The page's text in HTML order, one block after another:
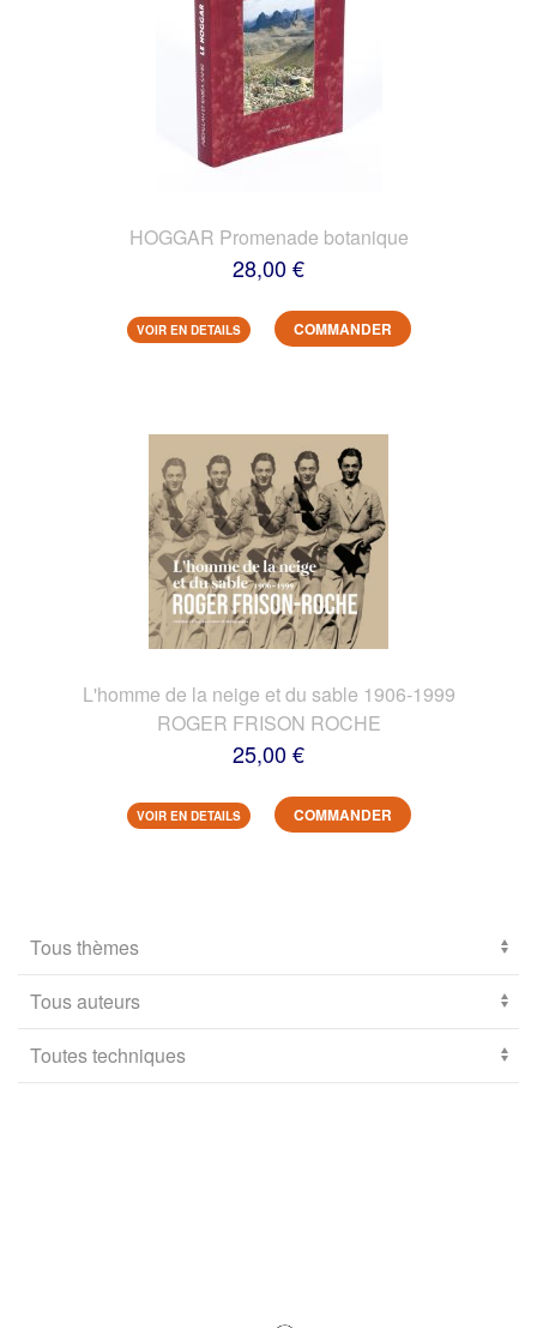
HOGGAR Promenade botanique
28,00 €
VOIR EN DETAILS COMMANDER
L'homme de la neige et du sable 1906-1999
ROGER FRISON ROCHE
25,00 €
VOIR EN DETAILS COMMANDER